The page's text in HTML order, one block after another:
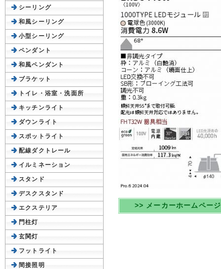
>> メーカーホームペー
シーリング
和風シーリング
小型シーリング
ペンダント
和風ペンダント
ブラケット
トイレ・浴室・洗面所
キッチンライト
ダウンライト
スポットライト
配線ダクトレール
イルミネーション
スタンド
デスクスタンド
エクステリア
門柱灯
玄関灯
フットライト
間接照明